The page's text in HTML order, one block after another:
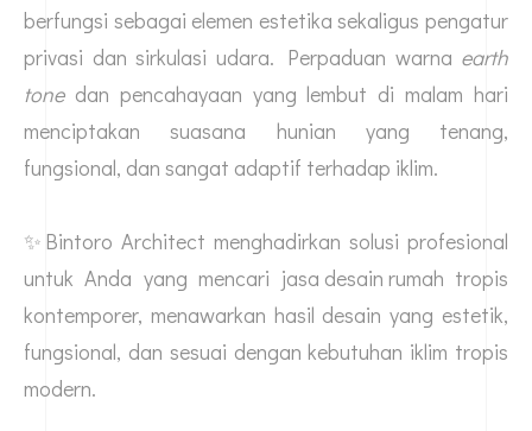
berfungsi sebagai elemen estetika sekaligus pengatur
privasi dan sirkulasi udara. Perpaduan warna earth
tonedan pencahayaan yang lembut di malam hari
menciptakan suasana hunian yang tenang,
fungsional, dan sangat adaptif terhadap iklim.
✨Bintoro Architect menghadirkan solusi profesional
untuk Anda yang mencari jasa desain rumah tropis
kontemporer, menawarkan hasil desain yang estetik,
fungsional, dan sesuai dengan kebutuhan iklim tropis
modern.